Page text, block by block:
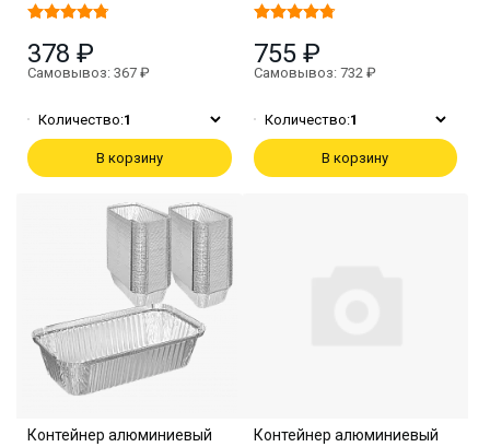
378 ₽
Самовывоз: 367 ₽
Количество:1
В корзину
755 ₽
Самовывоз: 732 ₽
Количество:1
В корзину
Контейнер алюминиевый
Контейнер алюминиевый